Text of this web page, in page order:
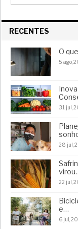
RECENTES
O
5 ago,
31 jul,
28 jul,
22 jul,
e…
6 jul,